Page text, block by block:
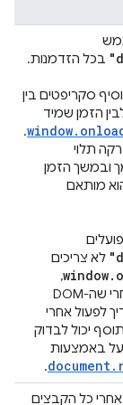
בכל הזדמנות.
סקריפטים בין
הזמן שמיד
.
תלוי
ובמשך הזמן
מותאם
לא צריכים
window.
,
מובטח שהם יפעלו אחרי שה-DOM
לפעול אחרי
יכול לבדוק
באמצעות
.
כל הקבצים